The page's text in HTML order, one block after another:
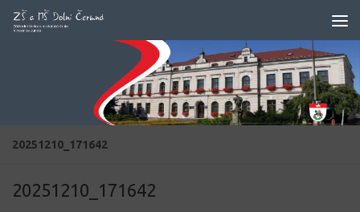
Skip to content
20251210_171642
20251210_171642